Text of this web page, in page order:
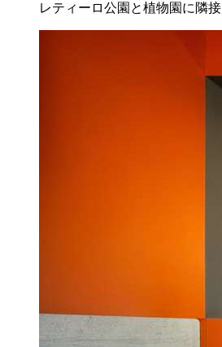
レティーロ公園と植物園に隣接